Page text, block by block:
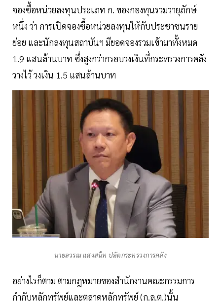
จองซื้อหน่วยลงทุนประเภท ก. ของกองทุนรวมวายุภักษ์
หนึ่ง ว่า การเปิดจองซื้อหน่วยลงทุนให้กับประชาชนราย
ย่อย และนักลงทุนสถาบันฯ มียอดจองรวมเข้ามาทั้งหมด
1.9 แสนล้านบาท ซึ่งสูงกว่ากรอบวงเงินที่กระทรวงการคลัง
วางไว้ วงเงิน 1.5 แสนล้านบาท
นายลวรณ แสงสนิท ปลัดกระทรวงการคลัง
อย่างไรก็ตาม ตามกฎหมายของสำนักงานคณะกรรมการ
กำกับหลักทรัพย์และตลาดหลักทรัพย์ (ก.ล.ต.)นั้น